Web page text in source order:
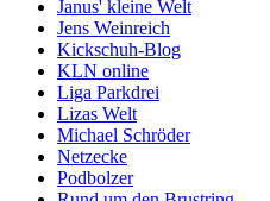
Janus' kleine Welt
Jens Weinreich
Kickschuh-Blog
KLN online
Liga Parkdrei
Lizas Welt
Michael Schröder
Netzecke
Podbolzer